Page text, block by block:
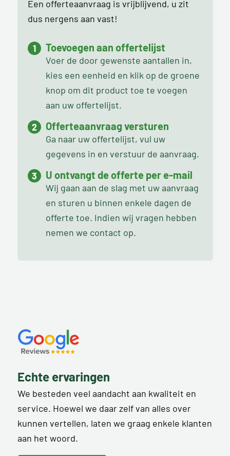
Een offerteaanvraag is vrijblijvend, u zit
dus nergens aan vast!
Toevoegen aan offertelijst
Voer de door gewenste aantallen in,
kies een eenheid en klik op de groene
knop om dit product toe te voegen
aan uw offertelijst.
Offerteaanvraag versturen
Ga naar uw offertelijst, vul uw
gegevens in en verstuur de aanvraag.
U ontvangt de offerte per e-mail
Wij gaan aan de slag met uw aanvraag
en sturen u binnen enkele dagen de
offerte toe. Indien wij vragen hebben
nemen we contact op.
Echte ervaringen
We besteden veel aandacht aan kwaliteit en
service. Hoewel we daar zelf van alles over
kunnen vertellen, laten we graag enkele klanten
aan het woord.